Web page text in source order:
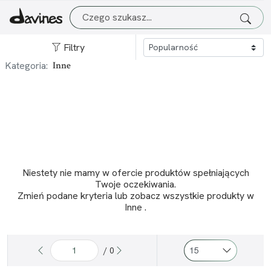
Filtry
Kategoria: Inne
Niestety nie mamy w ofercie produktów spełniających
Twoje oczekiwania.
Zmień podane kryteria lub zobacz wszystkie produkty w
Inne .
/ 0